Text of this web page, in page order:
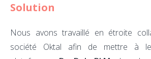
Solution
Nous avons travaillé en étroite
société Oktal afin de mettre à